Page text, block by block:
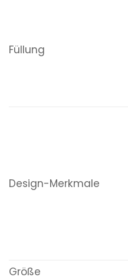
Füllung
Design-Merkmale
Größe